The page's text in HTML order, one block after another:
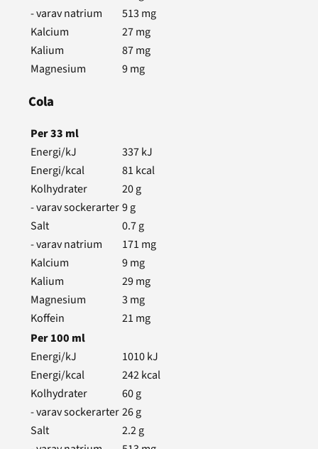
- varav natrium
513 mg
Kalcium
27mg
Kalium
87mg
Magnesium
9mg
Cola
Per33 ml
Energi/kJ
337kJ
Energi/kcal
81 kcal
Kolhydrater
20g
- varav sockerarter9g
Salt
0.7g
- varav natrium
171 mg
Kalcium
9mg
Kalium
29mg
Magnesium
3 mg
Koffein
21 mg
Per100 ml
Energi/kJ
1010kJ
Energi/kcal
242kcal
Kolhydrater
60g
- varav sockerarter26g
Salt
2.2g